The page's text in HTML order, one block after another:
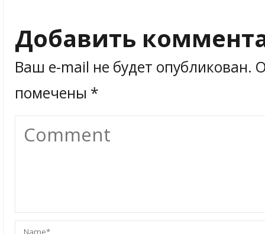
Добавить
Ваш e-mail не будет опубликован.
помечены *